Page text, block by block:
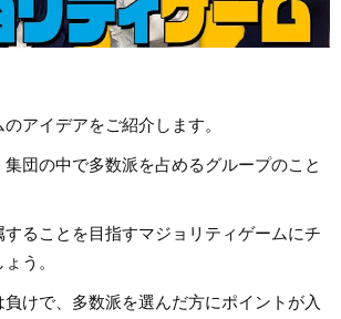
アイデアをご紹介します。
団の中で多数派を占めるグループのこと
ることを目指すマジョリティゲームにチ
う。
けで、多数派を選んだ方にポイントが入